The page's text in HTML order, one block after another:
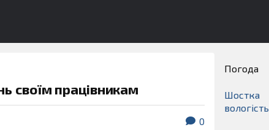
своїм працівникам
0
Погода
Шостка